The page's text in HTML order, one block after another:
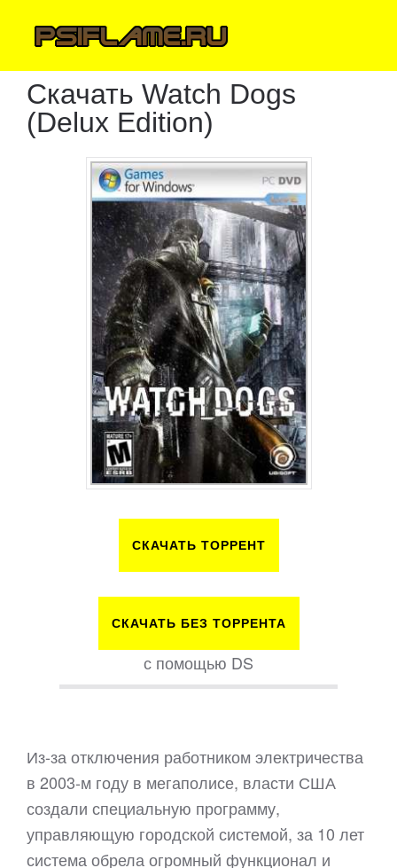
Скачать Watch Dogs
(Delux Edition)
СКАЧАТЬ ТОРРЕНТ
СКАЧАТЬ БЕЗ ТОРРЕНТА
с помощью DS
Из-за отключения работником электричества
в 2003-м году в мегаполисе, власти США
создали специальную программу,
управляющую городской системой, за 10 лет
система обрела огромный функционал и